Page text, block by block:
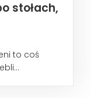
stołach,
to coś